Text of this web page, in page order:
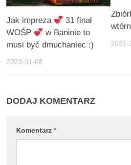
Jak impreza
31 finał
WOŚP
w Baninie to
musi być dmuchaniec :)
2023-01-08
2021-
DODAJ KOMENTARZ
Komentarz *